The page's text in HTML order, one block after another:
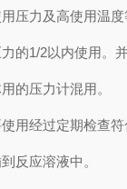
压力及高使用温
的1/2以内使用。
的压力计混用。
用经过定期检查
反应溶液中。